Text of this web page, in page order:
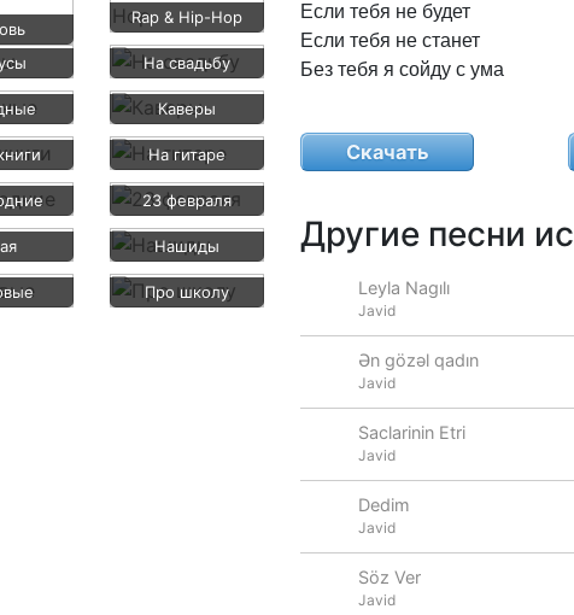
Если тебя не будет
Если тебя не станет
Без тебя я сойду с ума
Скачать
Другие песни
Leyla Nagılı
Javid
Ən gözəl qadın
Javid
Saclarinin Etri
Javid
Dedim
Javid
Söz Ver
Javid
Rap & Hip-Hop
На свадьбу
Каверы
На гитаре
23 февраля
Нашиды
Про школу